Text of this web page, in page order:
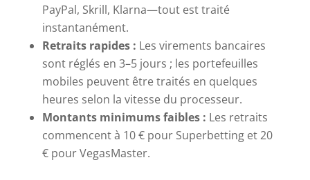
PayPal, Skrill, Klarna—tout est traité
instantanément.
Retraits rapides : Les virements bancaires
sont réglés en 3–5 jours ; les portefeuilles
mobiles peuvent être traités en quelques
heures selon la vitesse du processeur.
Montants minimums faibles : Les retraits
commencent à 10 € pour Superbetting et 20
€ pour VegasMaster.